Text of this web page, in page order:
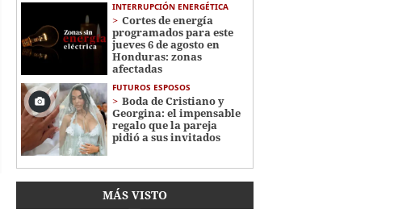
INTERRUPCIÓN ENERGÉTICA
Cortes de energía
programados para este
jueves 6 de agosto en
Honduras: zonas
afectadas
FUTUROS ESPOSOS
Boda de Cristiano y
Georgina: el impensable
regalo que la pareja
pidió a sus invitados
MÁS VISTO